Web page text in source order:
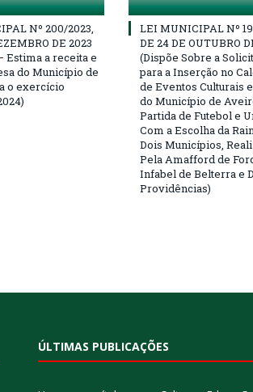
Nº 200/2023,
DE 2023
Estima a receita e
do Município de
o exercício
LEI MUNICIPAL Nº
DE 24 DE OUTUBRO
(Dispõe Sobre a
para a Inserção no
de Eventos Culturais
do Município de
Partida de Futebol e
Com a Escolha da
Dois Municípios,
Pela Amafford de
Infabel de Belterra e
Providências)
ÚLTIMAS PUBLICAÇÕES